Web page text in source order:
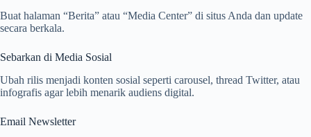
Buat halaman “Berita” atau “Media Center” di situs Anda dan update
secara berkala.
Sebarkan di Media Sosial
Ubah rilis menjadi konten sosial seperti carousel, thread Twitter, atau
infografis agar lebih menarik audiens digital.
Email Newsletter